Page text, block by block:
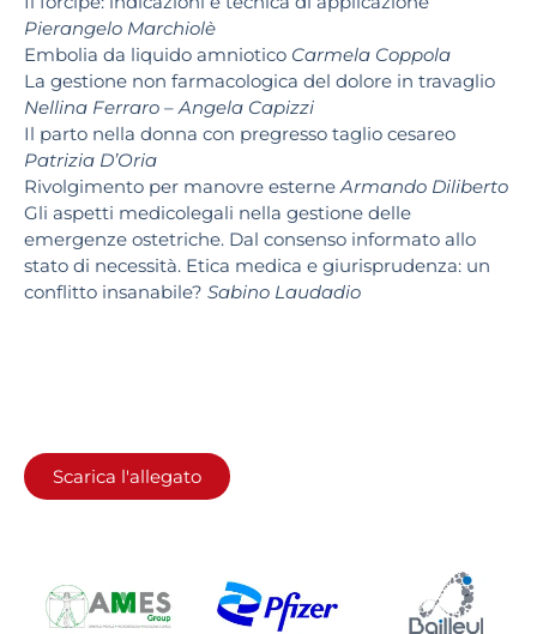
Pierangelo Marchiolè
Embolia da liquido amniotico Carmela Coppola
La gestione non farmacologica del dolore in travaglio
Nellina Ferraro – Angela Capizzi
Il parto nella donna con pregresso taglio cesareo
Patrizia D’Oria
Rivolgimento per manovre esterne Armando Diliberto
Gli aspetti medicolegali nella gestione delle
emergenze ostetriche. Dal consenso informato allo
stato di necessità. Etica medica e giurisprudenza: un
conflitto insanabile? Sabino Laudadio
Scarica l'allegato